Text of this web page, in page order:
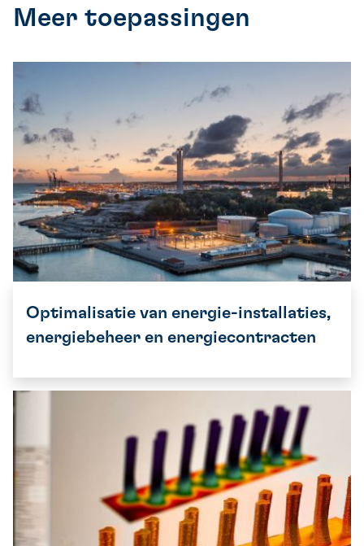
Meer toepassingen
Optimalisatie van energie-installaties,
energiebeheer en energiecontracten